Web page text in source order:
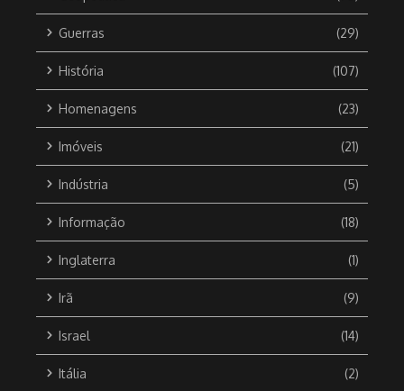
Guerras (29)
História (107)
Homenagens (23)
Imóveis (21)
Indústria (5)
Informação (18)
Inglaterra (1)
Irã (9)
Israel (14)
Itália (2)